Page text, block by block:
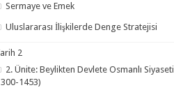
Sermaye ve Emek
Uluslararası İlişkilerde Denge Stratejisi
2
2. Ünite: Beylikten Devlete Osmanlı Siyaseti
1453)